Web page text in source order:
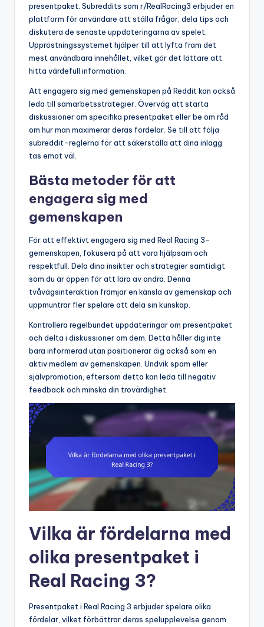
presentpaket. Subreddits som r/RealRacing3 erbjuder en
plattform för användare att ställa frågor, dela tips och
diskutera de senaste uppdateringarna av spelet.
Uppröstningssystemet hjälper till att lyfta fram det
mest användbara innehållet, vilket gör det lättare att
hitta värdefull information.
Att engagera sig med gemenskapen på Reddit kan också
leda till samarbetsstrategier. Överväg att starta
diskussioner om specifika presentpaket eller be om råd
om hur man maximerar deras fördelar. Se till att följa
subreddit-reglerna för att säkerställa att dina inlägg
tas emot väl.
Bästa metoder för att
engagera sig med
gemenskapen
För att effektivt engagera sig med Real Racing 3-
gemenskapen, fokusera på att vara hjälpsam och
respektfull. Dela dina insikter och strategier samtidigt
som du är öppen för att lära av andra. Denna
tvåvägsinteraktion främjar en känsla av gemenskap och
uppmuntrar fler spelare att dela sin kunskap.
Kontrollera regelbundet uppdateringar om presentpaket
och delta i diskussioner om dem. Detta håller dig inte
bara informerad utan positionerar dig också som en
aktiv medlem av gemenskapen. Undvik spam eller
självpromotion, eftersom detta kan leda till negativ
feedback och minska din trovärdighet.
Vilka är fördelarna med
olika presentpaket i
Real Racing 3?
Presentpaket i Real Racing 3 erbjuder spelare olika
fördelar, vilket förbättrar deras spelupplevelse genom